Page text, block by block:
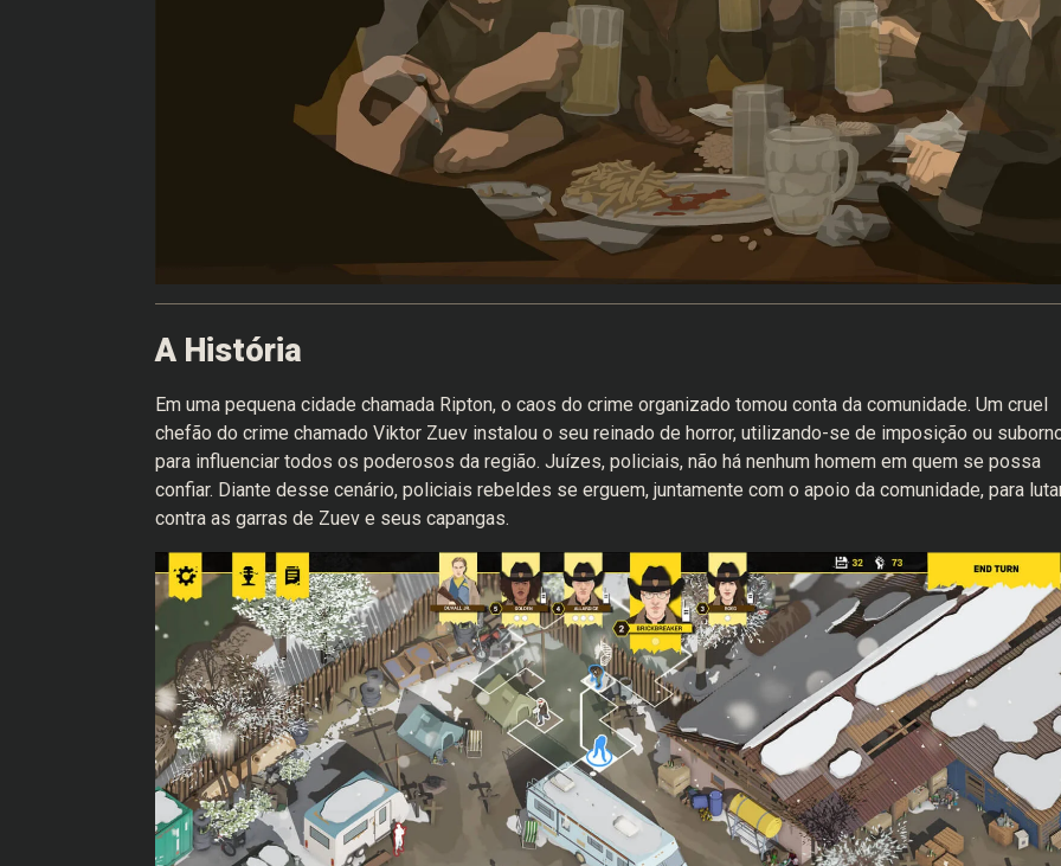
A História
Em uma pequena cidade chamada Ripton, o caos do crime organizado tomou conta da comunidade. Um cruel
chefão do crime chamado Viktor Zuev instalou o seu reinado de horror, utilizando-se de imposição ou
para influenciar todos os poderosos da região. Juízes, policiais, não há nenhum homem em quem se possa
confiar. Diante desse cenário, policiais rebeldes se erguem, juntamente com o apoio da comunidade, para
contra as garras de Zuev e seus capangas.